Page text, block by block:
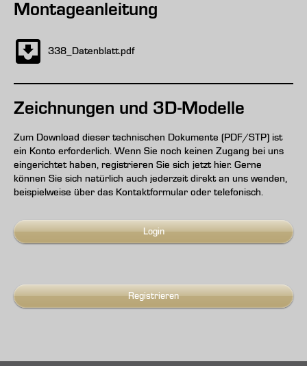
Montageanleitung
338_Datenblatt.pdf
Zeichnungen und 3D-Modelle
Zum Download dieser technischen Dokumente (PDF/STP) ist
ein Konto erforderlich. Wenn Sie noch keinen Zugang bei uns
eingerichtet haben, registrieren Sie sich jetzt hier. Gerne
können Sie sich natürlich auch jederzeit direkt an uns wenden,
beispielweise über das Kontaktformular oder telefonisch.
Login
Registrieren